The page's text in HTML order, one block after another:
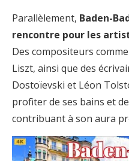
Parallèlement, Baden-
rencontre pour les
Des compositeurs
Liszt, ainsi que des
Dostoïevski et Léon
profiter de ses bains et
contribuant à son aura